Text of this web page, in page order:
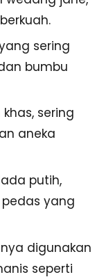
sering
bumbu
sering
aneka
putih,
yang
digunakan
seperti